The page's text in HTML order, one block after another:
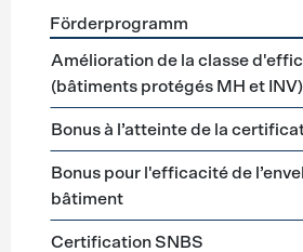
Förderprogramme
Förderprogramm
Amélioration de la classe
(bâtiments protégés MH et INV)
Bonus à l’atteinte de la
Bonus pour l'efficacité de
bâtiment
Certification SNBS